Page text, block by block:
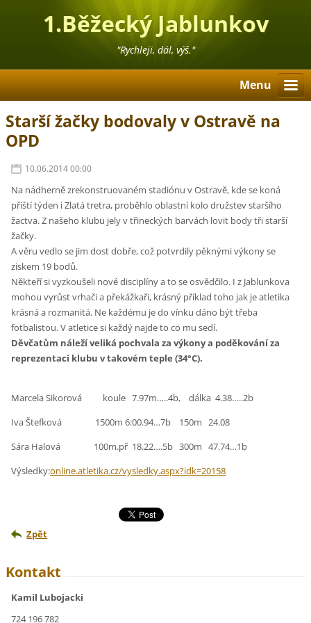
1.Běžecký Jablunkov
"Rychleji, dál, výš."
Menu
Starší žačky bodovaly v Ostravě na
OPD
10.06.2014 00:00
Na nádherně zrekonstruovaném stadiónu v Ostravě, kde se koná
příští týden i Zlatá tretra, proběhlo oblastní kolo družstev staršího
žactva. Z našeho klubu jely v třineckých barvách lovit body tři starší
žačky.
A věru vedlo se jim dost dobře, což potvrdily pěknými výkony se
ziskem 19 bodů.
Někteří si vyzkoušeli nové disciplíny a to se osvědčilo. I z Jablunkova
mohou vyrůst vrhači a překážkaři, krásný příklad toho jak je atletika
krásná a rozmanitá. Ne každému je do vínku dáno být třeba
fotbalistou. V atletice si každý najde to co mu sedí.
Děvčatům náleží veliká pochvala za výkony a poděkování za
reprezentaci klubu v takovém teple (34°C).
Marcela Sikorová koule 7.97m…..4b, dálka 4.38…..2b
Iva Štefková 1500m 6:00.94…7b 150m 24.08
Sára Halová 100m.př 18.22….5b 300m 47.74…1b
Výsledky:online.atletika.cz/vysledky.aspx?idk=20158
Zpět
Kontakt
Kamil Lubojacki
724 196 782